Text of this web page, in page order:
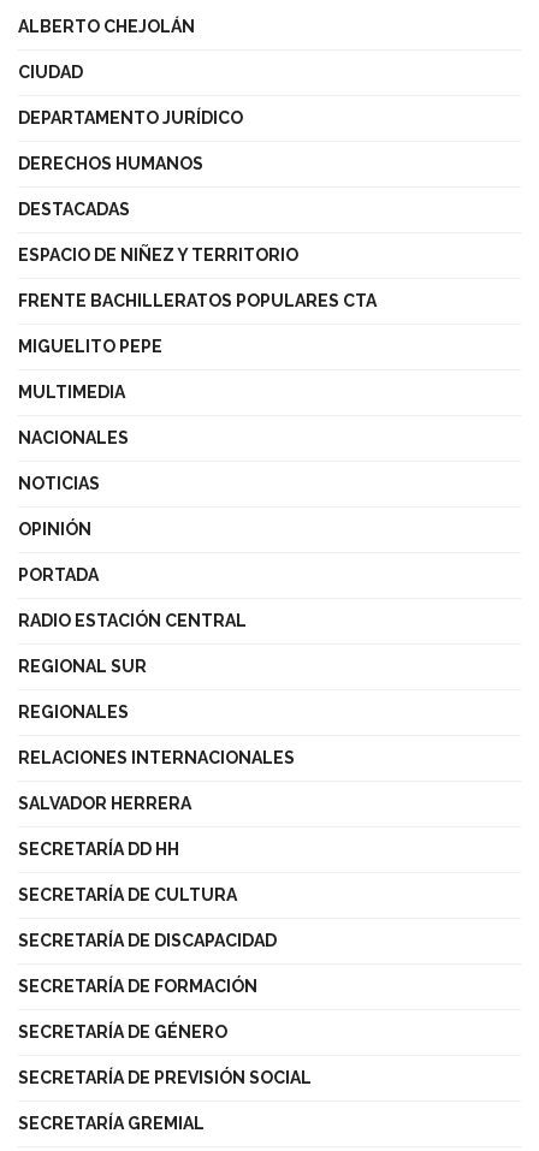
ALBERTO CHEJOLÁN
CIUDAD
DEPARTAMENTO JURÍDICO
DERECHOS HUMANOS
DESTACADAS
ESPACIO DE NIÑEZ Y TERRITORIO
FRENTE BACHILLERATOS POPULARES CTA
MIGUELITO PEPE
MULTIMEDIA
NACIONALES
NOTICIAS
OPINIÓN
PORTADA
RADIO ESTACIÓN CENTRAL
REGIONAL SUR
REGIONALES
RELACIONES INTERNACIONALES
SALVADOR HERRERA
SECRETARÍA DD HH
SECRETARÍA DE CULTURA
SECRETARÍA DE DISCAPACIDAD
SECRETARÍA DE FORMACIÓN
SECRETARÍA DE GÉNERO
SECRETARÍA DE PREVISIÓN SOCIAL
SECRETARÍA GREMIAL